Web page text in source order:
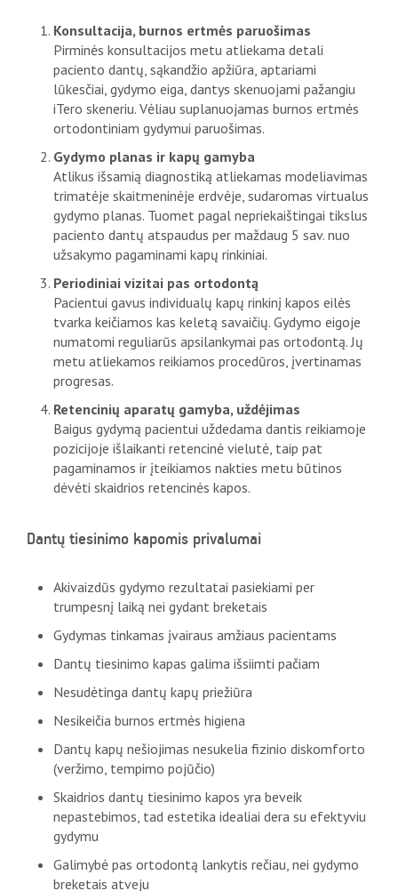
Konsultacija, burnos ertmės paruošimas
Pirminės konsultacijos metu atliekama detali
paciento dantų, sąkandžio apžiūra, aptariami
lūkesčiai, gydymo eiga, dantys skenuojami pažangiu
iTero skeneriu. Vėliau suplanuojamas burnos ertmės
ortodontiniam gydymui paruošimas.
Gydymo planas ir kapų gamyba
Atlikus išsamią diagnostiką atliekamas modeliavimas
trimatėje skaitmeninėje erdvėje, sudaromas virtualus
gydymo planas. Tuomet pagal nepriekaištingai tikslus
paciento dantų atspaudus per maždaug 5 sav. nuo
užsakymo pagaminami kapų rinkiniai.
Periodiniai vizitai pas ortodontą
Pacientui gavus individualų kapų rinkinį kapos eilės
tvarka keičiamos kas keletą savaičių. Gydymo eigoje
numatomi reguliarūs apsilankymai pas ortodontą. Jų
metu atliekamos reikiamos procedūros, įvertinamas
progresas.
Retencinių aparatų gamyba, uždėjimas
Baigus gydymą pacientui uždedama dantis reikiamoje
pozicijoje išlaikanti retencinė vielutė, taip pat
pagaminamos ir įteikiamos nakties metu būtinos
dėvėti skaidrios retencinės kapos.
Dantų tiesinimo kapomis privalumai
Akivaizdūs gydymo rezultatai pasiekiami per
trumpesnį laiką nei gydant breketais
Gydymas tinkamas įvairaus amžiaus pacientams
Dantų tiesinimo kapas galima išsiimti pačiam
Nesudėtinga dantų kapų priežiūra
Nesikeičia burnos ertmės higiena
Dantų kapų nešiojimas nesukelia fizinio diskomforto
(veržimo, tempimo pojūčio)
Skaidrios dantų tiesinimo kapos yra beveik
nepastebimos, tad estetika idealiai dera su efektyviu
gydymu
Galimybė pas ortodontą lankytis rečiau, nei gydymo
breketais atveju